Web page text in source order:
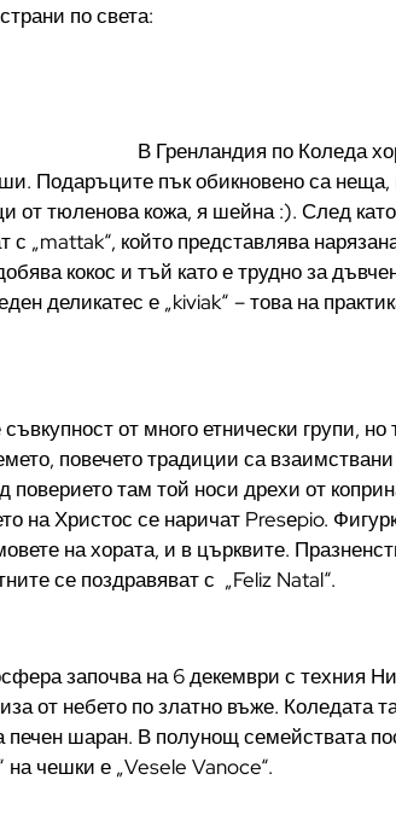
по света:
В Гренландия по Коледа
Подаръците пък обикновено са неща,
от тюленова кожа, я шейна :). След
с „mattak“, който представлява
кокос и тъй като е трудно за
деликатес е „kiviak“ – това на
от много етнически групи,
повечето традиции са
поверието там той носи дрехи от
на Христос се наричат Presеpio.
на хората, и в църквите.
се поздравяват с „Feliz Natal“.
започва на 6 декември с техния
от небето по златно въже. Коледата
печен шаран. В полунощ семействата
на чешки е „Vesele Vanoce“.